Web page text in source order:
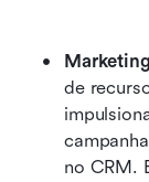
de
no CRM.